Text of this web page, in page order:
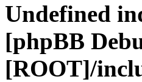
Undefined
[phpBB
[ROOT]/